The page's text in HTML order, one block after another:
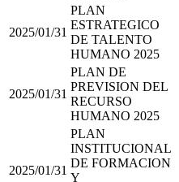
2025/01/31
PLAN
ESTRATEGICO
DE TALENTO
HUMANO 2025
2025/01/31
PLAN DE
PREVISION DEL
RECURSO
HUMANO 2025
2025/01/31
PLAN
INSTITUCIONAL
DE FORMACION
Y